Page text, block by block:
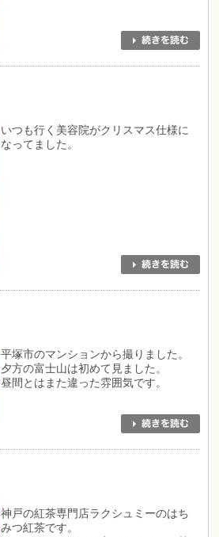
いつも行く美容院がクリスマス仕様に
なってました。
平塚市のマンションから撮りました。
夕方の富士山は初めて見ました。
昼間とはまた違った雰囲気です。
神戸の紅茶専門店ラクシュミーのはち
みつ紅茶です。